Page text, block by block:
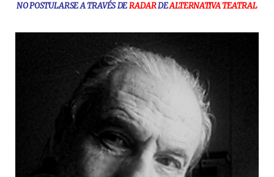
NO POSTULARSE A TRAVÉS DERADARDEALTERNATIVA TEATRAL